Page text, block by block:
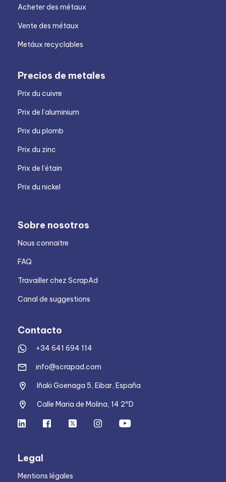
Acheter des métaux
Vente des métaux
Metáux recyclables
Precios de metales
Prix du cuivre
Prix de l’aluminium
Prix du plomb
Prix du zinc
Prix de l’étain
Prix du nickel
Sobre nosotros
Nous connaitre
FAQ
Travailler chez ScrapAd
Canal de suggestions
Contacto
+34 641 694 114
info@scrapad.com
Iñaki Goenaga 5, Eibar, España
Calle Maria de Molina, 14 2ºD
Legal
Mentions légales